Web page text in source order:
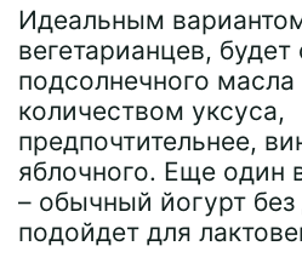
Идеальным
вегетарианцев, будет
подсолнечного
количеством уксуса,
предпочтительнее,
яблочного. Еще один
– обычный йогурт без
подойдет для